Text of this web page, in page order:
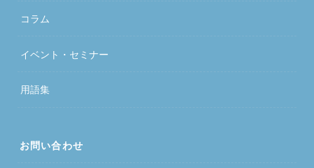
コラム
イベント・セミナー
用語集
お問い合わせ